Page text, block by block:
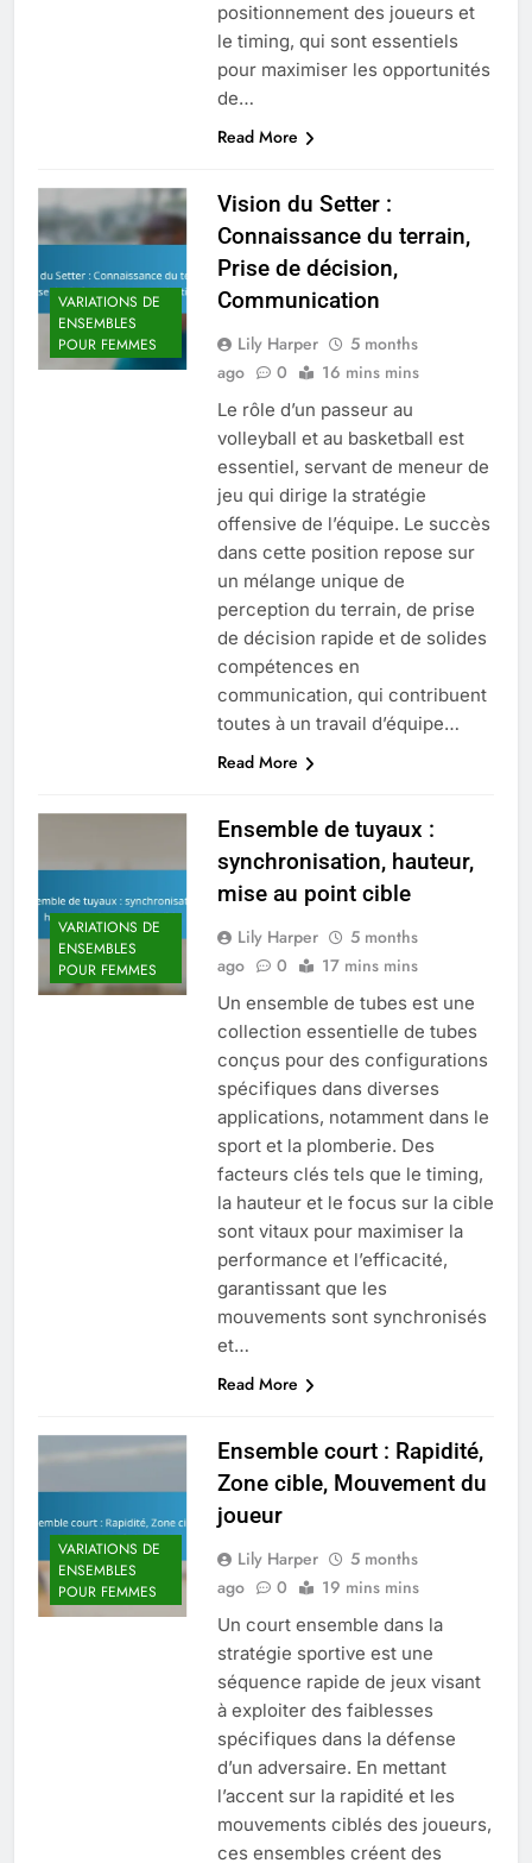
positionnement des joueurs et
le timing, qui sont essentiels
pour maximiser les opportunités
de…
Read More
VARIATIONS DE
ENSEMBLES
POUR FEMMES
Vision du Setter :
Connaissance du terrain,
Prise de décision,
Communication
Lily Harper
5 months
ago
0 16 mins mins
Le rôle d’un passeur au
volleyball et au basketball est
essentiel, servant de meneur de
jeu qui dirige la stratégie
offensive de l’équipe. Le succès
dans cette position repose sur
un mélange unique de
perception du terrain, de prise
de décision rapide et de solides
compétences en
communication, qui contribuent
toutes à un travail d’équipe…
Read More
VARIATIONS DE
ENSEMBLES
POUR FEMMES
Ensemble de tuyaux :
synchronisation, hauteur,
mise au point cible
Lily Harper
5 months
ago
0 17 mins mins
Un ensemble de tubes est une
collection essentielle de tubes
conçus pour des configurations
spécifiques dans diverses
applications, notamment dans le
sport et la plomberie. Des
facteurs clés tels que le timing,
la hauteur et le focus sur la cible
sont vitaux pour maximiser la
performance et l’efficacité,
garantissant que les
mouvements sont synchronisés
et…
Read More
VARIATIONS DE
ENSEMBLES
POUR FEMMES
Ensemble court : Rapidité,
Zone cible, Mouvement du
joueur
Lily Harper
5 months
ago
0 19 mins mins
Un court ensemble dans la
stratégie sportive est une
séquence rapide de jeux visant
à exploiter des faiblesses
spécifiques dans la défense
d’un adversaire. En mettant
l’accent sur la rapidité et les
mouvements ciblés des joueurs,
ces ensembles créent des